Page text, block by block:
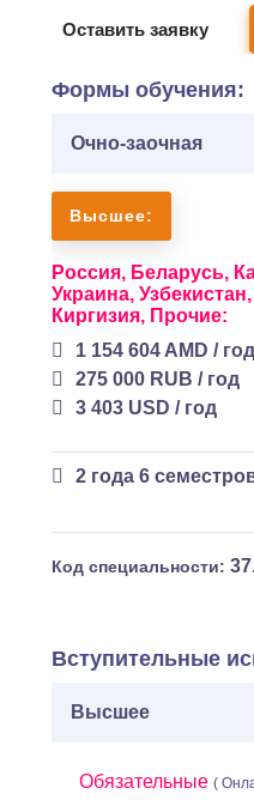
Оставить заявку
Формы обучения:
Очно-заочная
Высшее:
Россия, Беларусь,
Украина, Узбекистан,
Киргизия, Прочие:
1 154 604 AMD / год
275 000 RUB / год
3 403 USD / год
2 года 6
Код специальности:
Вступительные
Высшее
Обязательные (